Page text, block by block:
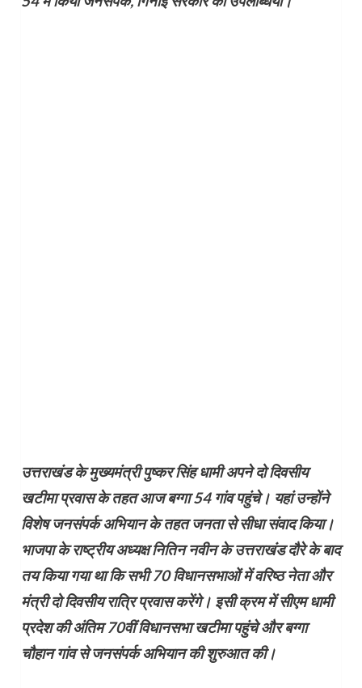
उत्तराखंड के मुख्यमंत्री पुष्कर सिंह धामी अपने दो दिवसीय
खटीमा प्रवास के तहत आज बग्गा 54 गांव पहुंचे। यहां उन्होंने
विशेष जनसंपर्क अभियान के तहत जनता से सीधा संवाद किया।
भाजपा के राष्ट्रीय अध्यक्ष नितिन नवीन के उत्तराखंड दौरे के बाद
तय किया गया था कि सभी 70 विधानसभाओं में वरिष्ठ नेता और
मंत्री दो दिवसीय रात्रि प्रवास करेंगे। इसी क्रम में सीएम धामी
प्रदेश की अंतिम 70वीं विधानसभा खटीमा पहुंचे और बग्गा
चौहान गांव से जनसंपर्क अभियान की शुरुआत की।